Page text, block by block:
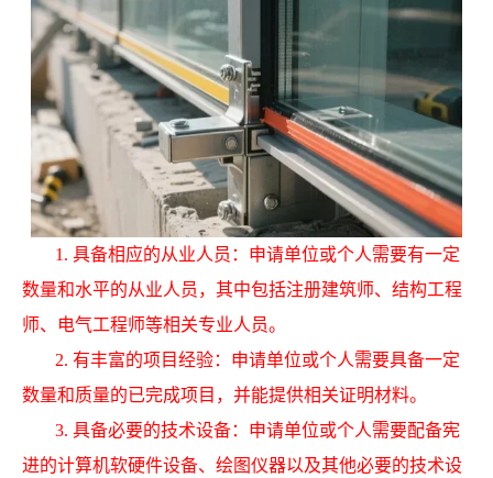
1. 具备相应的从业人员：申请单位或个人需要有一定
数量和水平的从业人员，其中包括注册建筑师、结构工程
师、电气工程师等相关专业人员。
2. 有丰富的项目经验：申请单位或个人需要具备一定
数量和质量的已完成项目，并能提供相关证明材料。
3. 具备必要的技术设备：申请单位或个人需要配备宪
进的计算机软硬件设备、绘图仪器以及其他必要的技术设